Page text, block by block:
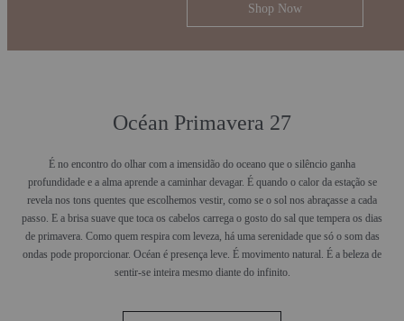
Shop Now
Océan Primavera 27
É no encontro do olhar com a imensidão do oceano que o silêncio ganha
profundidade e a alma aprende a caminhar devagar. É quando o calor da estação se
revela nos tons quentes que escolhemos vestir, como se o sol nos abraçasse a cada
passo. E a brisa suave que toca os cabelos carrega o gosto do sal que tempera os dias
de primavera. Como quem respira com leveza, há uma serenidade que só o som das
ondas pode proporcionar. Océan é presença leve. É movimento natural. É a beleza de
sentir-se inteira mesmo diante do infinito.